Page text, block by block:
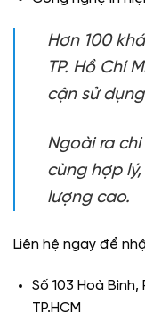
Hơn 100
TP. Hồ Chí
cận sử
Ngoài ra
cùng hợp
lượng cao.
Liên hệ ngay để
Số 103 Hoà
TP.HCM